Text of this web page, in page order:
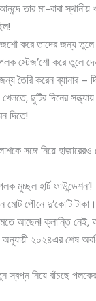
তার মা-বাবা
করে তাদের জন্য তুলে
স্টেজ’শো করে তুলে
তৈরি করেন ব্যানার –
ছুটির দিনের
দিতে!
সঙ্গে নিয়ে হাজারেরও
মুচ্ছল হার্ট ফাউন্ডেশন’!
পৌনে দু’কোটি টাকা।
আছেন! ক্লান্তি নেই,
অনুযায়ী ২০২৪এর
নিয়ে বাঁচছে